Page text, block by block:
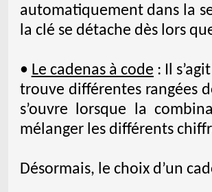
automatiquement dans la
la clé se détache dès lors
• Le cadenas à code : Il
trouve différentes rangées
s’ouvre lorsque la
mélanger les différents
Désormais, le choix d’un